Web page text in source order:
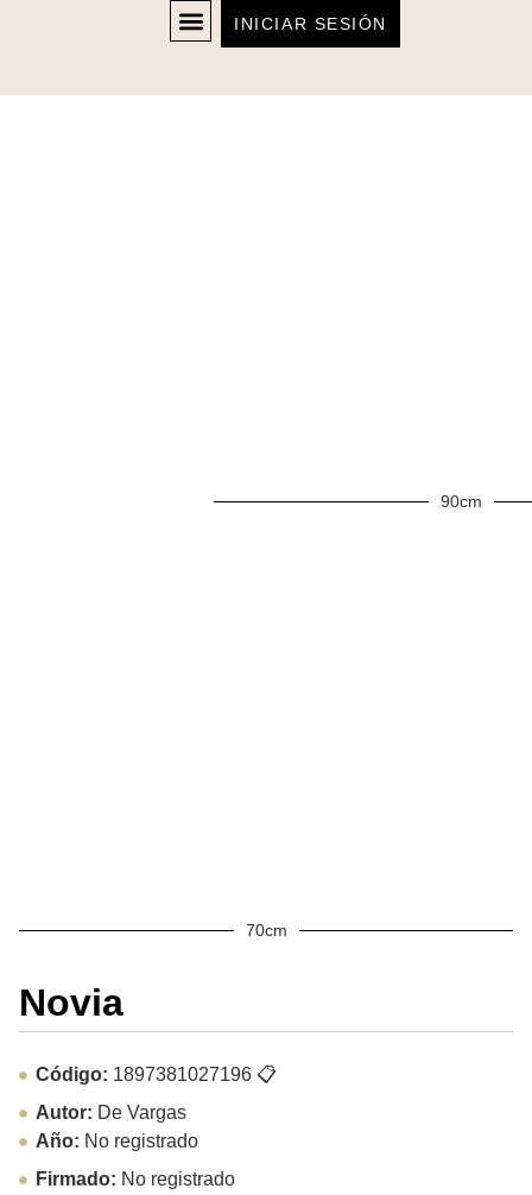
INICIAR SESIÓN
70cm
90cm
Novia
Código: 1897381027196📋
Autor: De Vargas
Año: No registrado
Firmado: No registrado